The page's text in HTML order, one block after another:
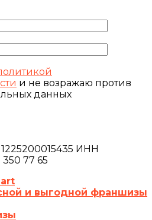
и не возражаю против
данных
ИНН
77 65
и выгодной франшизы